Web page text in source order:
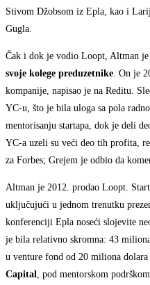
Stivom Džobsom iz Epla, kao i
Gugla.
Čak i dok je vodio Loopt, Altman je
svoje kolege preduzetnike. On je
kompanije, napisao je na Reditu.
YC-u, što je bila uloga sa pola
mentorisanju startapa, dok je deli
YC-a uzeli su veći deo tih profita,
za Forbes; Grejem je odbio da
Altman je 2012. prodao Loopt.
uključujući u jednom trenutku
konferenciji Epla noseći slojevite
je bila relativno skromna: 43
u venture fond od 20 miliona
Capital, pod mentorskom